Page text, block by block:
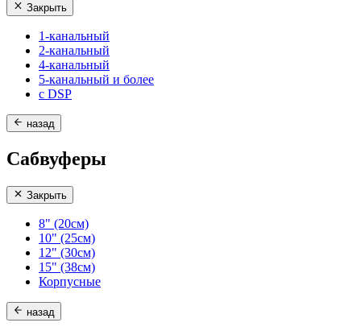
Закрыть
1-канальный
2-канальный
4-канальный
5-канальный и более
с DSP
назад
Сабвуферы
Закрыть
8" (20см)
10" (25см)
12" (30см)
15" (38см)
Корпусные
назад